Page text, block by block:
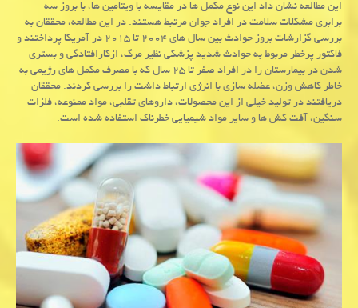
این مطالعه نشان داد این نوع مكمل ها در مقایسه با ویتامین ها، با بروز سه
برابری مشكلات سلامت در افراد جوان مرتبط هستند. در این مطالعه، محققان به
بررسی گزارشات بروز حوادث بین سال های ۲۰۰۴ تا ۲۰۱۵ در آمریكا پرداختند و
فاكتور پرخطر مربوط به حوادث شدید پزشكی نظیر مرگ، ازكارافتادگی و بستری
شدن در بیمارستان را در افراد صفر تا ۲۵ سال كه با مصرف مكمل های رژیمی به
خاطر كاهش وزن، عضله سازی با انرژی ارتباط داشت را بررسی كردند. محققان
دریافتند در تولید خیلی از این محصولات، داروهای تقلبی، مواد ممنوعه، فلزات
سنگین، آفت كش ها و سایر مواد شیمیایی خطرناك استفاده شده است.